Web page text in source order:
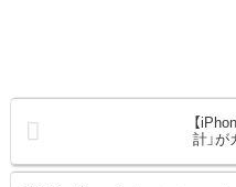
【
計」